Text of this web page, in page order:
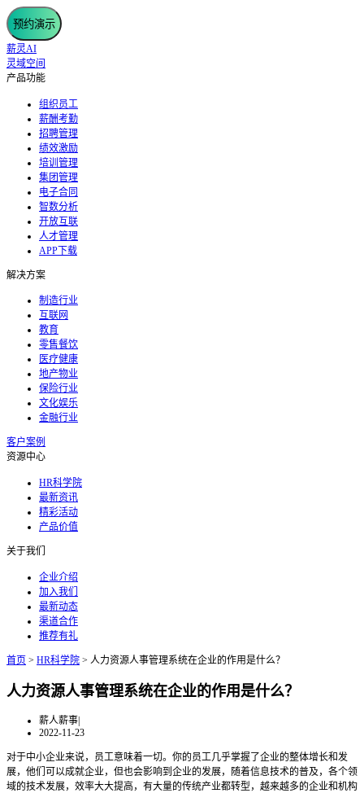
预约演示
薪灵AI
灵域空间
产品功能
组织员工
薪酬考勤
招聘管理
绩效激励
培训管理
集团管理
电子合同
智数分析
开放互联
人才管理
APP下载
解决方案
制造行业
互联网
教育
零售餐饮
医疗健康
地产物业
保险行业
文化娱乐
金融行业
客户案例
资源中心
HR科学院
最新资讯
精彩活动
产品价值
关于我们
企业介绍
加入我们
最新动态
渠道合作
推荐有礼
首页 > HR科学院 > 人力资源人事管理系统在企业的作用是什么？
人力资源人事管理系统在企业的作用是什么？
薪人薪事|
2022-11-23
对于中小企业来说，员工意味着一切。你的员工几乎掌握了企业的整体增长和发
展，他们可以成就企业，但也会影响到 企业的发展，随着信息技术的普及，各个领
域的技术发展，效率大大提高，有大量的传统产业都转型，越来越多的企业和机构